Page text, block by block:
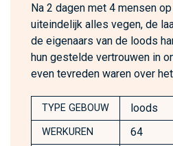
Na 2 dagen met 4 mensen
uiteindelijk alles vegen, de
de eigenaars van de loods
hun gestelde vertrouwen in
even tevreden waren over
TYPE GEBOUW loods
WERKUREN 64